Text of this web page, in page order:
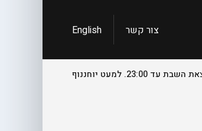
צור קשר English